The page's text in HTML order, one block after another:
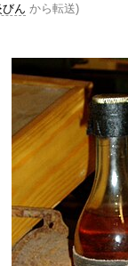
ん から転送)